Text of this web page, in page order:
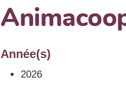
Année(s)
2026